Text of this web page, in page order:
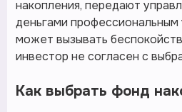
накопления, передают
деньгами
может вызывать
инвестор не согласен с
Как выбрать фонд